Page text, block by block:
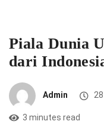
Piala Dunia
dari
Admin
3 minutes read